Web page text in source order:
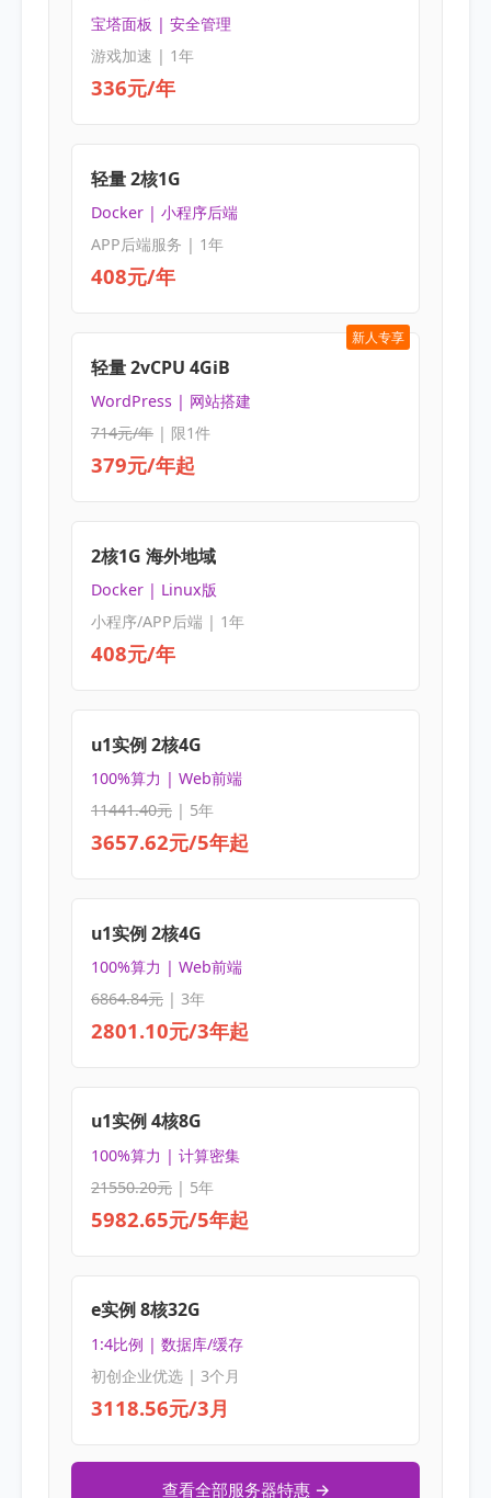
宝塔面板 | 安全管理
游戏加速 | 1年
336元/年
轻量 2核1G
Docker | 小程序后端
APP后端服务 | 1年
408元/年
新人专享
轻量 2vCPU 4GiB
WordPress | 网站搭建
714元/年| 限1件
379元/年起
2核1G 海外地域
Docker | Linux版
小程序/APP后端 | 1年
408元/年
u1实例 2核4G
100%算力 | Web前端
11441.40元| 5年
3657.62元/5年起
u1实例 2核4G
100%算力 | Web前端
6864.84元| 3年
2801.10元/3年起
u1实例 4核8G
100%算力 | 计算密集
21550.20元| 5年
5982.65元/5年起
e实例 8核32G
1:4比例 | 数据库/缓存
初创企业优选 | 3个月
3118.56元/3月
查看全部服务器特惠 →